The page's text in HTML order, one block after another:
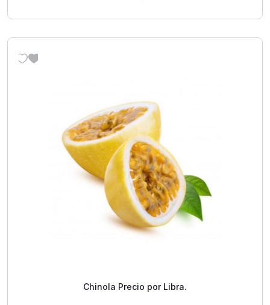
Chinola Precio por Libra.